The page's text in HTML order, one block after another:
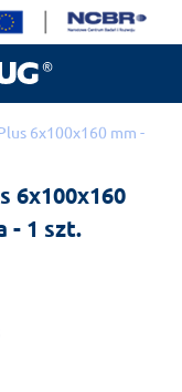
6x100x160 mm -
6x100x160
- 1 szt.